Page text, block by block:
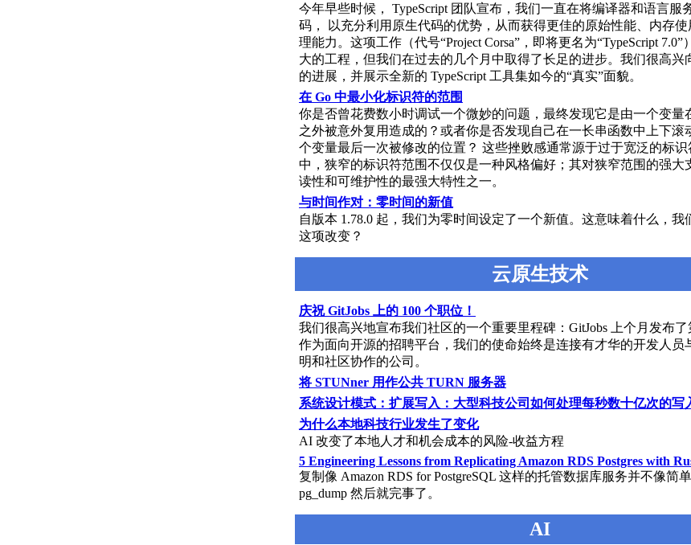
今年早些时候， TypeScript 团队宣布，我们一直在将编译器和语言服
码， 以充分利用原生代码的优势，从而获得更佳的原始性能、内存
理能力。这项工作（代号“Project Corsa”，即将更名为“TypeScript
大的工程，但我们在过去的几个月中取得了长足的进步。我们很高兴
的进展，并展示全新的 TypeScript 工具集如今的“真实”面貌。
在 Go 中最小化标识符的范围
你是否曾花费数小时调试一个微妙的问题，最终发现它是由一个变量
之外被意外复用造成的？或者你是否发现自己在一长串函数中上下滚
个变量最后一次被修改的位置？ 这些挫败感通常源于过于宽泛的标识
中，狭窄的标识符范围不仅仅是一种风格偏好；其对狭窄范围的强大
读性和可维护性的最强大特性之一。
与时间作对：零时间的新值
自版本 1.78.0 起，我们为零时间设定了一个新值。这意味着什么，我
这项改变？
云原生技术
庆祝 GitJobs 上的 100 个职位！
我们很高兴地宣布我们社区的一个重要里程碑：GitJobs 上个月发布了
作为面向开源的招聘平台，我们的使命始终是连接有才华的开发人员
明和社区协作的公司。
将 STUNner 用作公共 TURN 服务器
系统设计模式：扩展写入：大型科技公司如何处理每秒数十亿次的写
为什么本地科技行业发生了变化
AI 改变了本地人才和机会成本的风险-收益方程
5 Engineering Lessons from Replicating Amazon RDS Postgres with
复制像 Amazon RDS for PostgreSQL 这样的托管数据库服务并不像简
pg_dump 然后就完事了。
AI